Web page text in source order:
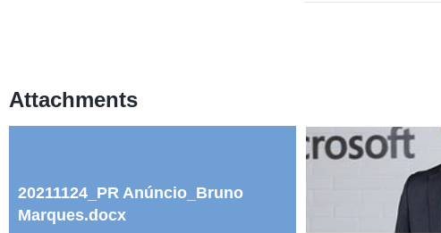
Attachments
20211124_PR Anúncio_Bruno
Marques.docx